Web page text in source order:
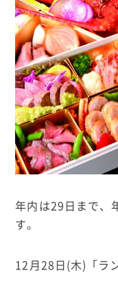
年内は29日まで、
す。
12月28日(木)「ラ